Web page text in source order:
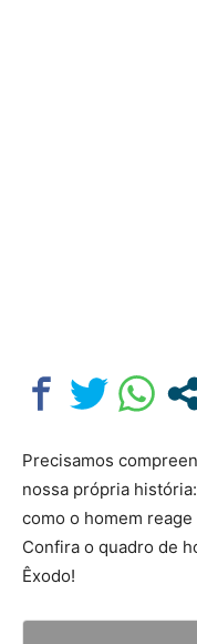
Precisamos
nossa própria
como o homem
Confira o quadro de
Êxodo!